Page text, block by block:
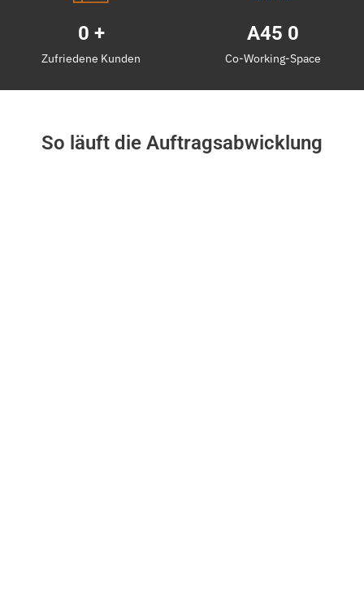
0 +
Zufriedene Kunden
A45 0
Co-Working-Space
So läuft die Auftragsabwicklung